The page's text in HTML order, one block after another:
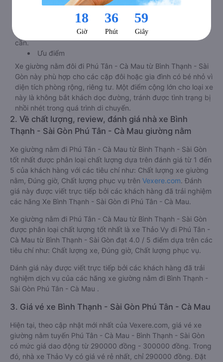
có thiết kế ổ cắm sạc đa năng nguồn điện 220v cực tiện lợi.
Hành khách có thể sạc điện thoại, sạc laptop, sạc ipad nếu
cần.
Ưu điểm
Xe giường nằm đôi đi Phú Tân - Cà Mau từ Bình Thạnh - Sài
Gòn này phù hợp cho các cặp đôi hoặc gia đình có bé nhỏ vì
diện tích phòng rộng, riêng tư. Một điểm cộng lớn cho loại xe
này là không bắt khách dọc đường, tránh được tình trạng bị
nhồi nhét trong quá trình di chuyển.
2. Về chất lượng, review, đánh giá nhà xe Bình
Thạnh - Sài Gòn Phú Tân - Cà Mau giường nằm
Xe giường nằm đi Phú Tân - Cà Mau từ Bình Thạnh - Sài Gòn
tốt nhất được phân loại chất lượng dựa trên đánh giá từ 1 đến
5 của khách hàng với các tiêu chí như: Chất lượng xe giường
nằm, Đúng giờ, Chất lượng phục vụ trên Vexere.com. Đánh
giá này được viết trực tiếp bởi các khách hàng đã trải nghiệm
các hãng Xe Bình Thạnh - Sài Gòn đi Phú Tân - Cà Mau.
Xe giường nằm đi Phú Tân - Cà Mau từ Bình Thạnh - Sài Gòn
được phân loại chất lượng tốt nhất là xe Thảo Vy đi Phú Tân -
Cà Mau từ Bình Thạnh - Sài Gòn đạt 4.0 / 5 điểm dựa trên các
tiêu chí như: Chất lượng xe, Đúng giờ, Chất lượng phục vụ.
Đánh giá này được viết trực tiếp bởi các khách hàng đã trải
nghiệm dịch vụ của các hãng xe giường nằm đi Bình Thạnh -
Sài Gòn Phú Tân - Cà Mau .
3. Giá vé xe Bình Thạnh - Sài Gòn Phú Tân - Cà Mau
Hiện tại, theo cập nhật mới nhất của Vexere.com, giá vé xe
giường nằm tuyến Phú Tân - Cà Mau - Bình Thạnh - Sài Gòn
có mức giá dao động từ 290000 đồng - 300000 đồng. Trong
đó, nhà xe Thảo Vy có giá vé rẻ nhất, chỉ 290000 đồng. Đặt